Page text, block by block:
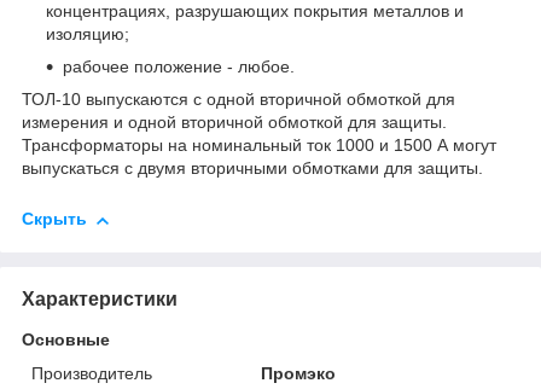
концентрациях, разрушающих покрытия металлов и
изоляцию;
рабочее положение - любое.
ТОЛ-10 выпускаются с одной вторичной обмоткой для
измерения и одной вторичной обмоткой для защиты.
Трансформаторы на номинальный ток 1000 и 1500 А могут
выпускаться с двумя вторичными обмотками для защиты.
Скрыть
Характеристики
Основные
Производитель
Промэко